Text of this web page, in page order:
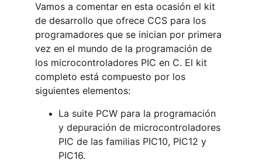
Vamos a comentar en esta ocasión el kit
de desarrollo que ofrece CCS para los
programadores que se inician por primera
vez en el mundo de la programación de
los microcontroladores PIC en C. El kit
completo está compuesto por los
siguientes elementos:
La suite PCW para la programación
y depuración de microcontroladores
PIC de las familias PIC10, PIC12 y
PIC16.